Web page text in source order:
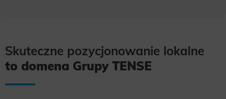
Skuteczne pozycjonowanie lokalne
to domena Grupy TENSE